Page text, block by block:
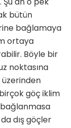
bütün
bağlamaya
ortaya
Böyle bir
noktasına
göç iklim
dış göçler